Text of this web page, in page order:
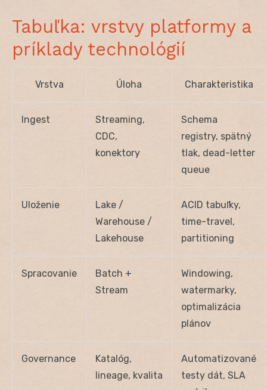
Tabuľka: vrstvy platformy a
príklady technológií
Vrstva Úloha Charakteristika
Ingest
Streaming,
CDC,
konektory
Schema
registry, spätný
tlak, dead-letter
queue
Uloženie
Lake /
Warehouse /
Lakehouse
ACID tabuľky,
time-travel,
partitioning
Spracovanie
Batch +
Stream
Windowing,
watermarky,
optimalizácia
plánov
Governance
Katalóg,
lineage, kvalita
Automatizované
testy dát, SLA